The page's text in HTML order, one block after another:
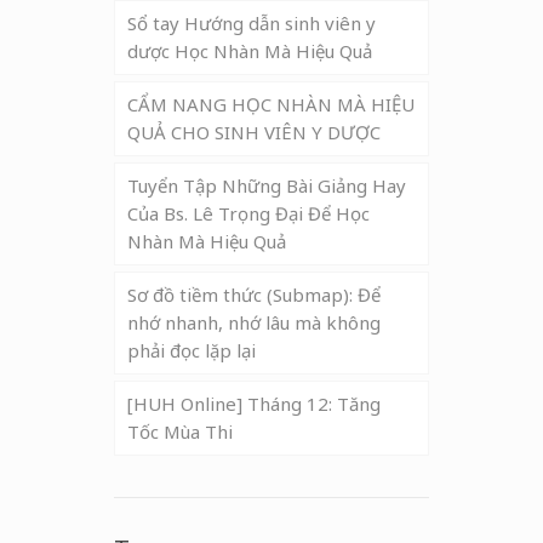
Sổ tay Hướng dẫn sinh viên y
dược Học Nhàn Mà Hiệu Quả
CẨM NANG HỌC NHÀN MÀ HIỆU
QUẢ CHO SINH VIÊN Y DƯỢC
Tuyển Tập Những Bài Giảng Hay
Của Bs. Lê Trọng Đại Để Học
Nhàn Mà Hiệu Quả
Sơ đồ tiềm thức (Submap): Để
nhớ nhanh, nhớ lâu mà không
phải đọc lặp lại
[HUH Online] Tháng 12: Tăng
Tốc Mùa Thi